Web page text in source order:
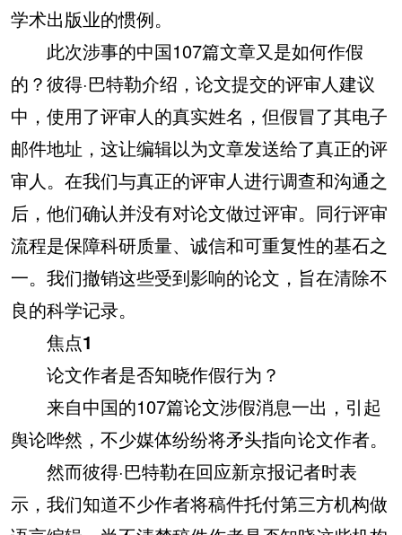
学术出版业的惯例。
此次涉事的中国107篇文章又是如何作假
的？彼得·巴特勒介绍，论文提交的评审人建议
中，使用了评审人的真实姓名，但假冒了其电子
邮件地址，这让编辑以为文章发送给了真正的评
审人。在我们与真正的评审人进行调查和沟通之
后，他们确认并没有对论文做过评审。同行评审
流程是保障科研质量、诚信和可重复性的基石之
一。我们撤销这些受到影响的论文，旨在清除不
良的科学记录。
焦点1
论文作者是否知晓作假行为？
来自中国的107篇论文涉假消息一出，引起
舆论哗然，不少媒体纷纷将矛头指向论文作者。
然而彼得·巴特勒在回应新京报记者时表
示，我们知道不少作者将稿件托付第三方机构做